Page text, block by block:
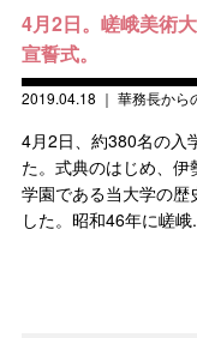
4月2日。嵯峨美術
宣誓式。
2019.04.18 ｜ 華務長から
4月2日、約380名の入
た。式典のはじめ、
学園である当大学の歴
した。昭和46年に嵯峨